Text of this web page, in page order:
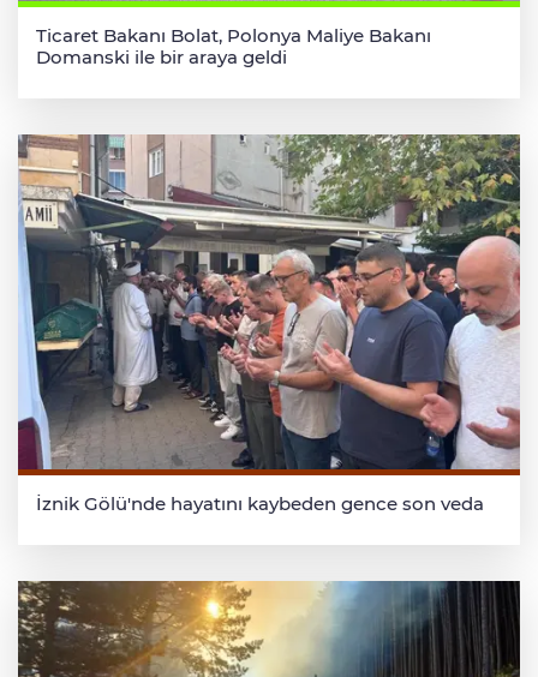
Ticaret Bakanı Bolat, Polonya Maliye Bakanı
Domanski ile bir araya geldi
İznik Gölü'nde hayatını kaybeden gence son veda